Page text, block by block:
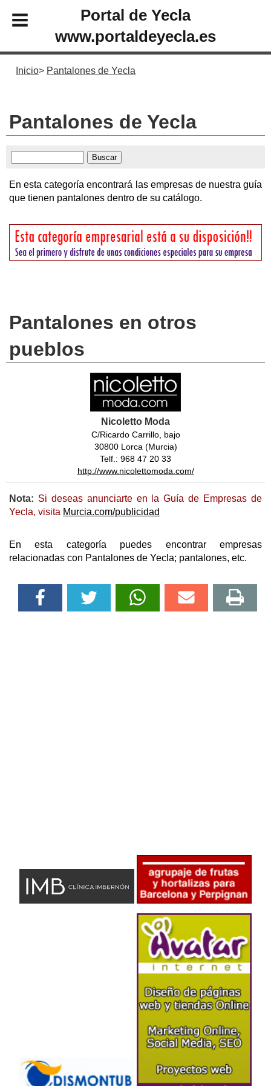
Portal de Yecla
www.portaldeyecla.es
Inicio Pantalones de Yecla
Pantalones de Yecla
En esta categoría encontrará las empresas de nuestra guía
que tienen pantalones dentro de su catálogo.
Pantalones en otros
pueblos
Nicoletto Moda
C/Ricardo Carrillo, bajo
30800 Lorca (Murcia)
Telf.: 968 47 20 33
http://www.nicolettomoda.com/
Nota: Si deseas anunciarte en la Guía de Empresas de
Yecla, visita Murcia.com/publicidad
En esta categoría puedes encontrar empresas
relacionadas con Pantalones de Yecla; pantalones, etc.